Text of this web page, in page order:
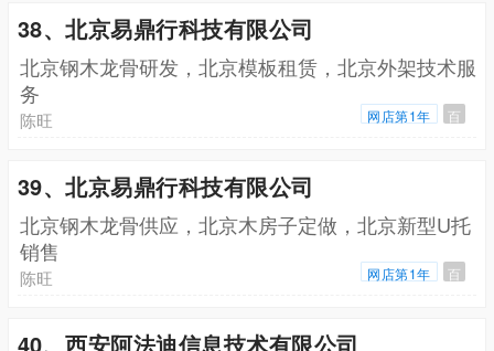
38、北京易鼎行科技有限公司
北京钢木龙骨研发，北京模板租赁，北京外架技术服
务
陈旺 网店第1年 百
39、北京易鼎行科技有限公司
北京钢木龙骨供应，北京木房子定做，北京新型U托
销售
陈旺 网店第1年 百
40、西安阿法迪信息技术有限公司